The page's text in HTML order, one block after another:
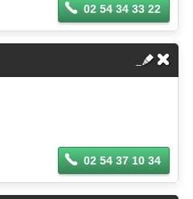
02 54 34 33 22
02 54 37 10 34